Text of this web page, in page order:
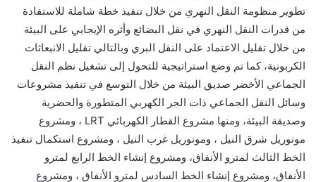
تطوير منظومة النقل النهري من خلال تنفيذ خطة شاملة للاستفادة
من قدرات النقل النهري في نقل البضائع وأثره الإيجابي على البيئة
من خلال تقليل الاعتماد على النقل البري وبالتالي تقليل الانبعاثات
الكربونية، كما تم وضع استراتيجية للتحول إلى تشغيل نظم النقل
الجماعي الأخضر صديق البيئة من خلال التوسع في تنفيذ مشروعات
وسائل النقل الجماعي ذات الجر الكهربي المتطورة والحضرية
وصديقة البيئة، ومنها مشروع القطار الكهربائي LRT ، ومشروع
مونوريل شرق النيل ، ومونوريل غرب النيل ، ومشروع استكمال تنفيذ
الخط الثالث لمترو الأنفاق، ومشروع إنشاء الخط الرابع لمترو
الأنفاق، ومشروع إنشاء الخط السادس لمترو الأنفاق ، ومشروع